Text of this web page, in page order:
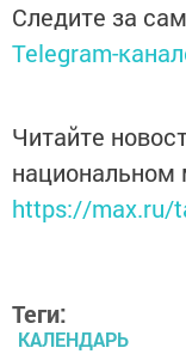
Следите за
Telegram-
Читайте
https://max.ru/
Теги:
КАЛЕНДАРЬ